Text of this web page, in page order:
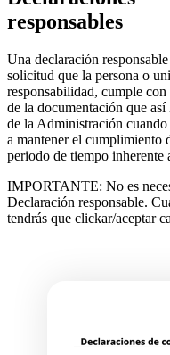
responsables
Una declaración
solicitud que la persona o
responsabilidad, cumple
de la documentación que
de la Administración
a mantener el cumplimiento
periodo de tiempo
IMPORTANTE: No es
Declaración responsable.
tendrás que clickar/aceptar